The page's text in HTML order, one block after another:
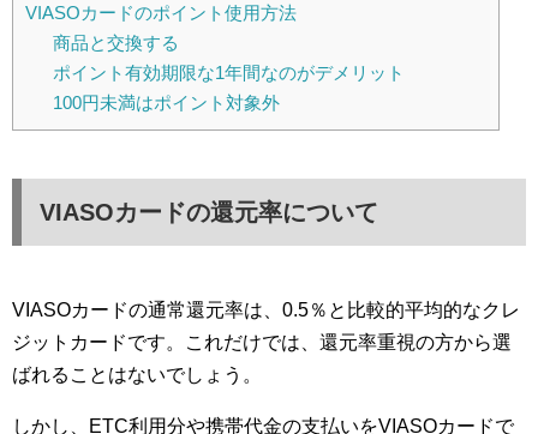
VIASOカードのポイント使用方法
商品と交換する
ポイント有効期限な1年間なのがデメリット
100円未満はポイント対象外
VIASOカードの還元率について
VIASOカードの通常還元率は、0.5％と比較的平均的なクレ
ジットカードです。これだけでは、還元率重視の方から選
ばれることはないでしょう。
しかし、ETC利用分や携帯代金の支払いをVIASOカードで